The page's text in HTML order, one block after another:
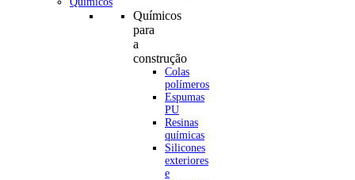
Químicos
para
a
construção
Colas
polímeros
Espumas
PU
Resinas
químicas
Silicones
exteriores
e